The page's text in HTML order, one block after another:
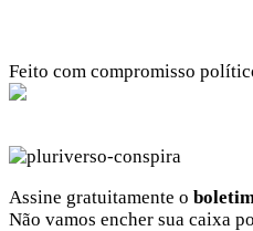
Feito com compromisso
Assine gratuitamente o
Não vamos encher sua caixa